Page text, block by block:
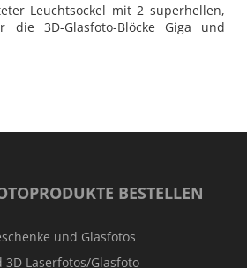
Leuchtsockel mit 2 superhellen,
die 3D-Glasfoto-Blöcke Giga und
BESTELLEN
und Glasfotos
3D Laserfotos/Glasfoto